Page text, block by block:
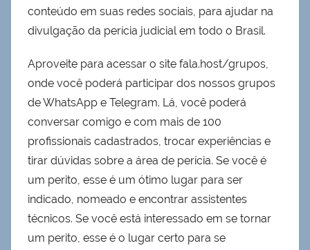
conteúdo em suas redes sociais, para ajudar na
divulgação da perícia judicial em todo o Brasil.
Aproveite para acessar o site fala.host/grupos,
onde você poderá participar dos nossos grupos
de WhatsApp e Telegram. Lá, você poderá
conversar comigo e com mais de 100
profissionais cadastrados, trocar experiências e
tirar dúvidas sobre a área de perícia. Se você é
um perito, esse é um ótimo lugar para ser
indicado, nomeado e encontrar assistentes
técnicos. Se você está interessado em se tornar
um perito, esse é o lugar certo para se